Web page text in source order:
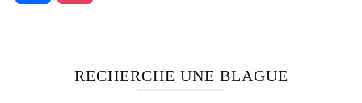
RECHERCHE UNE BLAGUE